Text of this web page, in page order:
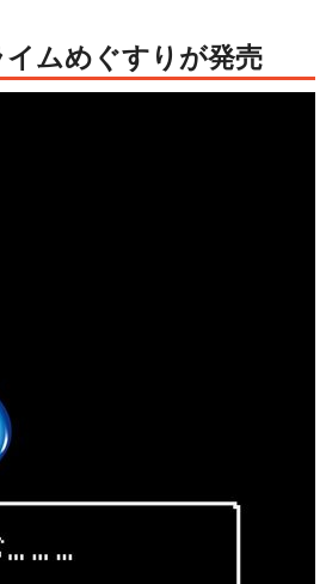
ムめぐすりが発売